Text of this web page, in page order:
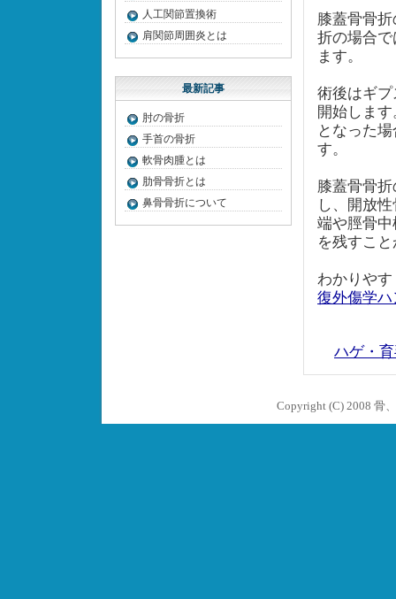
膝蓋骨骨
折の場合
ます。
術後はギ
開始しま
となった
す。
膝蓋骨骨
し、開放
端や脛骨
を残すこ
わかりや
復外傷学
ハゲ・
人工関節置換術
肩関節周囲炎とは
最新記事
肘の骨折
手首の骨折
軟骨肉腫とは
肋骨骨折とは
鼻骨骨折について
Copyright (C) 2008 骨